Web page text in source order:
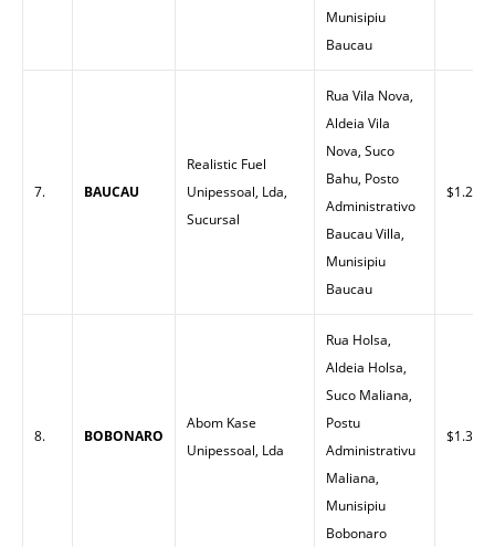
Munisipiu
Baucau
7. BAUCAU
Realistic Fuel
Unipessoal, Lda,
Sucursal
Rua Vila Nova,
Aldeia Vila
Nova, Suco
Bahu, Posto
Administrativo
Baucau Villa,
Munisipiu
Baucau
$1.20
8. BOBONARO
Abom Kase
Unipessoal, Lda
Rua Holsa,
Aldeia Holsa,
Suco Maliana,
Postu
Administrativu
Maliana,
Munisipiu
Bobonaro
$1.30